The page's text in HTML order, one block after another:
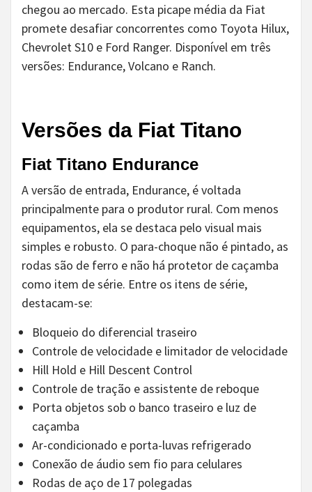
chegou ao mercado. Esta picape média da Fiat
promete desafiar concorrentes como Toyota Hilux,
Chevrolet S10 e Ford Ranger. Disponível em três
versões: Endurance, Volcano e Ranch.
Versões da Fiat Titano
Fiat Titano Endurance
A versão de entrada, Endurance, é voltada
principalmente para o produtor rural. Com menos
equipamentos, ela se destaca pelo visual mais
simples e robusto. O para-choque não é pintado, as
rodas são de ferro e não há protetor de caçamba
como item de série. Entre os itens de série,
destacam-se:
Bloqueio do diferencial traseiro
Controle de velocidade e limitador de velocidade
Hill Hold e Hill Descent Control
Controle de tração e assistente de reboque
Porta objetos sob o banco traseiro e luz de
caçamba
Ar-condicionado e porta-luvas refrigerado
Conexão de áudio sem fio para celulares
Rodas de aço de 17 polegadas